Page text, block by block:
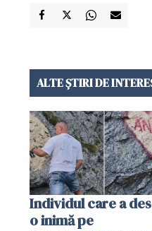
ALTE ȘTIRI DE
Individul care a
o inimă pe